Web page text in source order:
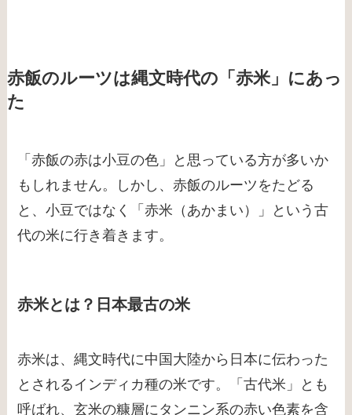
赤飯のルーツは縄文時代の「赤米」にあっ
た
「赤飯の赤は小豆の色」と思っている方が多いか
もしれません。しかし、赤飯のルーツをたどる
と、小豆ではなく「赤米（あかまい）」という古
代の米に行き着きます。
赤米とは？日本最古の米
赤米は、縄文時代に中国大陸から日本に伝わった
とされるインディカ種の米です。「古代米」とも
呼ばれ、玄米の糠層にタンニン系の赤い色素を含